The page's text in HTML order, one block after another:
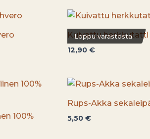
Loppu varastosta
Kuivattu herkkutatti
12,90 €
100%
Rups-Akka
5,50 €